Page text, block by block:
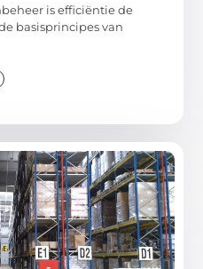
is efficiëntie de
basisprincipes van